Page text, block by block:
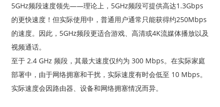
5GHz频段速度领先——理论上，5GHz频段可提供高达1.3Gbps
的更快速度！但实际使用中，普通用户通常只能获得约250Mbps
的速度。因此，5GHz频段更适合游戏、高清或4K流媒体播放以及
视频通话。
至于 2.4 GHz 频段，其最大速度仅约为 300 Mbps。在实际家庭
部署中，由于网络拥塞和干扰，实际速度有时会低至 10 Mbps。
实际速度会因路由器、设备和网络拥塞情况而异。